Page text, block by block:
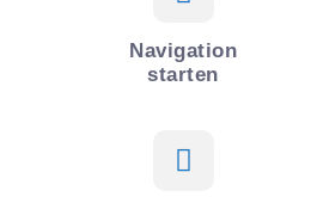
Navigation
starten